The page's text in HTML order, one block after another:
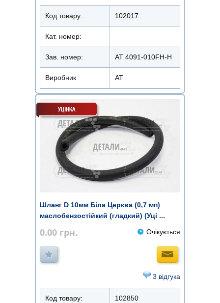
Код товару: 102017
Кат. номер:
Зав. номер: AT 4091-010FH-H
Виробник АТ
Шланг D 10мм Біла Церква (0,7 мп)
маслобензостійкий (гладкий) (Уці ...
0.00 грн. Очікується
3 відгука
Код товару: 102850